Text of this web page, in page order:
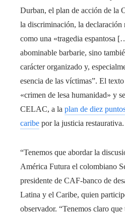
Durban, el plan de acción de la
la discriminación, la declaración
como una «tragedia espantosa
abominable barbarie, sino
carácter organizado y,
esencia de las víctimas”. El
«crimen de lesa humanidad» y
CELAC, a la plan de diez
caribe por la justicia restaurativa.
“Tenemos que abordar la
América Futura el colombiano
presidente de CAF-banco de
Latina y el Caribe, quien
observador. “Tenemos claro